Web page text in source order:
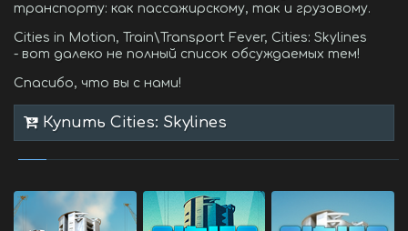
транспорту: как пассажирскому, так и грузовому.
Cities in Motion, Train\Transport Fever, Cities: Skylines
- вот далеко не полный список обсуждаемых тем!
Спасибо, что вы с нами!
Купить Cities: Skylines